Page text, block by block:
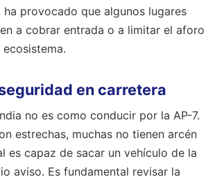
ha provocado que algunos lugares
a cobrar entrada o a limitar el aforo
en carretera
no es como conducir por la AP-7.
estrechas, muchas no tienen arcén
es capaz de sacar un vehículo de la
aviso. Es fundamental revisar la